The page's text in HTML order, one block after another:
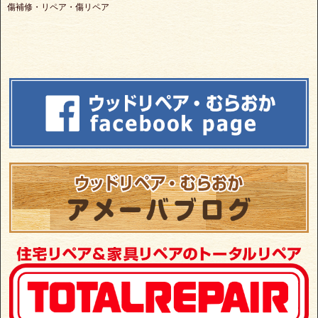
傷補修・リペア・傷リペア